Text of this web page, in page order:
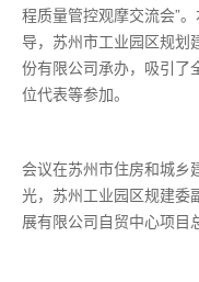
程质量管控观摩交流会”
导，苏州市工业园区规划
份有限公司承办，吸引了
位代表等参加。
会议在苏州市住房和城乡
光，苏州工业园区规建委
展有限公司自贸中心项目